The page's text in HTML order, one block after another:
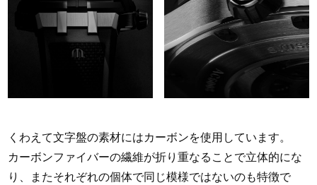
くわえて文字盤の素材にはカーボンを使用しています。
カーボンファイバーの繊維が折り重なることで立体的にな
り、またそれぞれの個体で同じ模様ではないのも特徴で